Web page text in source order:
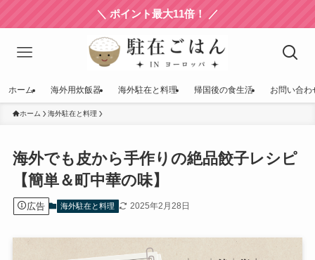
＼ ポイント最大11倍！ ／
ホーム 海外用炊飯器 海外駐在と料理 帰国後の食生活 お問い合わ
ホーム 海外駐在と料理
海外でも皮から手作りの絶品餃子レシピ
【簡単＆町中華の味】
広告 海外駐在と料理 2025年2月28日